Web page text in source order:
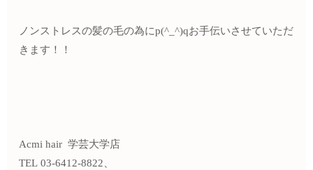
ノンストレスの髪の毛の為にp(^_^)qお手伝いさせていただ
きます！！
Acmi hair 学芸大学店
TEL 03-6412-8822、